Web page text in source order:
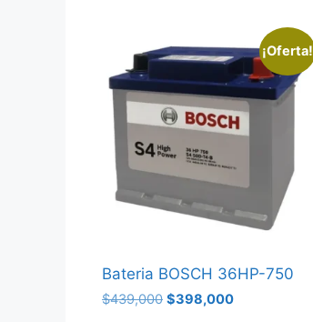
¡Oferta!
Bateria BOSCH 36HP-750
$439,000 $398,000